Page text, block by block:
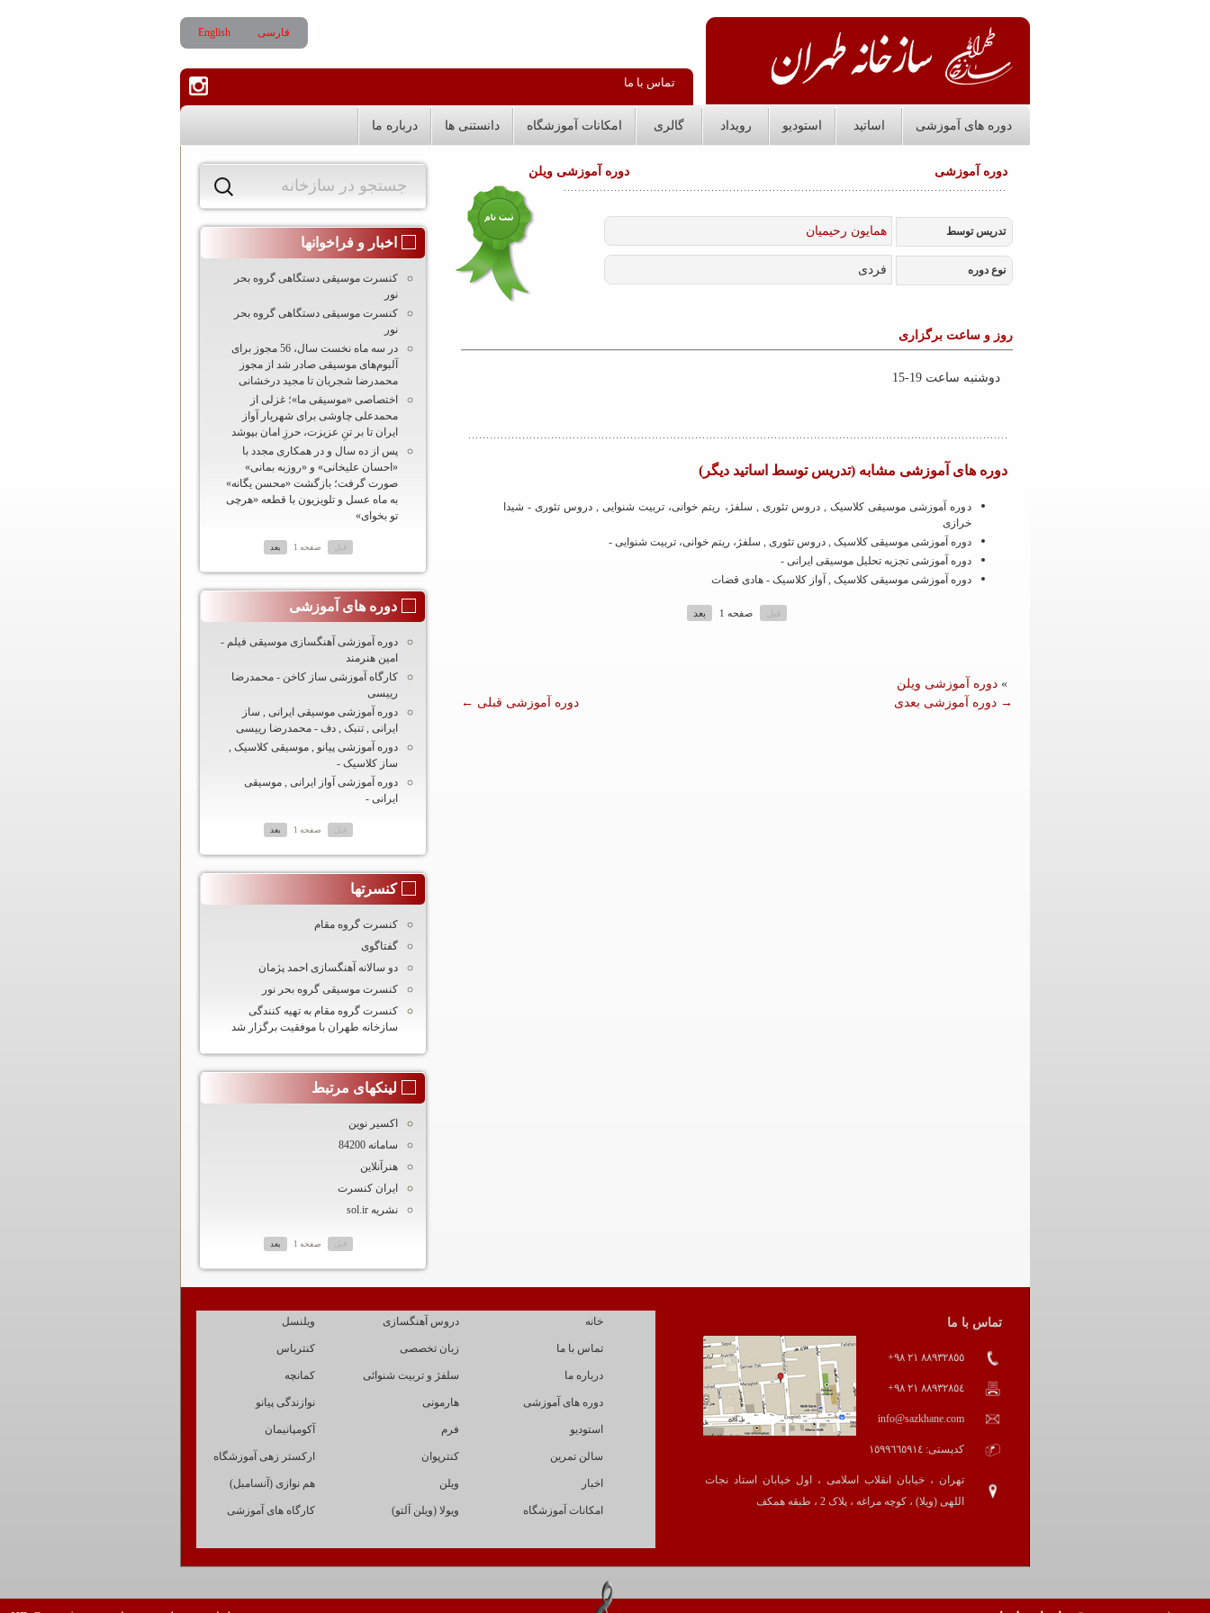
English فارسی
تماس با ما
دوره های آموزشی اساتید استودیو رویداد گالری امکانات آموزشگاه دانستنی ها درباره ما
دوره آموزشی ویلن دوره آموزشی
تدریس توسط همایون رحیمیان
نوع دوره فردی
روز و ساعت برگزاری
دوشنبه ساعت 19-15
دوره های آموزشی مشابه (تدریس توسط اساتید دیگر)
دوره آموزشی موسیقی کلاسیک , دروس تئوری , سلفژ، ریتم خوانی، تربیت شنوایی , دروس تئوری - شیدا
خرازی
دوره آموزشی موسیقی کلاسیک , دروس تئوری , سلفژ، ریتم خوانی، تربیت شنوایی -
دوره آموزشی تجزیه تحلیل موسیقی ایرانی -
دوره آموزشی موسیقی کلاسیک , آواز کلاسیک - هادی قضات
قبل صفحه 1 بعد
»دوره آموزشی ویلن
→ دوره آموزشی بعدی دوره آموزشی قبلی ←
جستجو در سازخانه
اخبار و فراخوانها
کنسرت موسیقی دستگاهی گروه بحر
نور
کنسرت موسیقی دستگاهی گروه بحر
نور
در سه ماه نخست سال، 56 مجوز برای
آلبوم‌های موسیقی صادر شد از مجوز
محمدرضا شجریان تا مجید درخشانی
اختصاصی «موسیقی ما»؛ غزلی از
محمدعلی چاوشی برای شهریار آواز
ایران تا بر تنِ عزيزت، حرزِ امان بپوشد
پس از ده سال و در همکاری مجدد با
«احسان علیخانی» و «روزبه بمانی»
صورت گرفت؛ بازگشت «محسن یگانه»
به ماه عسل و تلویزیون با قطعه «هرچی
تو بخوای»
صفحه 1 بعد
دوره های آموزشی
دوره آموزشی آهنگسازی موسیقی فیلم -
امین هنرمند
کارگاه آموزشی ساز کاخن - محمدرضا
رییسی
دوره آموزشی موسیقی ایرانی , ساز
ایرانی , تنبک , دف - محمدرضا رییسی
دوره آموزشی پیانو , موسیقی کلاسیک ,
ساز کلاسیک -
دوره آموزشی آواز ایرانی , موسیقی
ایرانی -
صفحه 1 بعد
کنسرتها
کنسرت گروه مقام
گفتاگوی
دو سالانه آهنگسازی احمد پژمان
کنسرت موسیقی گروه بحر نور
کنسرت گروه مقام به تهیه کنندگی
سازخانه طهران با موفقیت برگزار شد
لینکهای مرتبط
اکسیر نوین
سامانه 84200
هنرآنلاین
ایران کنسرت
نشریه sol.ir
صفحه 1 بعد
تماس با ما
٨٨٩٣٢٨٥٥ ٢١ ٩٨+
٨٨٩٣٢٨٥٤ ٢١ ٩٨+
info@sazkhane.com
کدپستی: ١٥٩٩٦٦٥٩١٤
تهران ، خیابان انقلاب اسلامی ، اول خیابان استاد نجات
اللهی (ویلا) ، کوچه مراغه ، پلاک 2 ، طبقه همکف
خانه
تماس با ما
درباره ما
دوره های آموزشی
استودیو
سالن تمرین
اخبار
امکانات آموزشگاه
دروس آهنگسازی
زبان تخصصی
سلفژ و تربیت شنوائی
هارمونی
فرم
کنترپوان
ویلن
ویولا (ویلن آلتو)
ویلنسل
کنترباس
کمانچه
نوازندگی پیانو
آکومپانیمان
ارکستر زهی آموزشگاه
هم نوازی (آنسامبل)
کارگاه های آموزشی